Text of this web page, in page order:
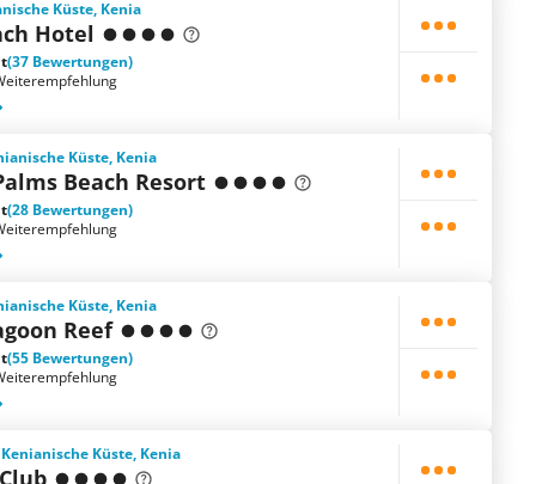
Küste, Kenia
Hotel
(37 Bewertungen)
Küste, Kenia
Beach Resort
(28 Bewertungen)
Küste, Kenia
Reef
(55 Bewertungen)
Küste, Kenia